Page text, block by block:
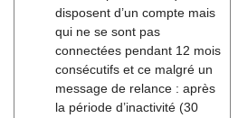
disposent d’un compte mais
qui ne se sont pas
connectées pendant 12 mois
consécutifs et ce malgré un
message de relance : après
la période d’inactivité (30